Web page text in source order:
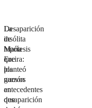
La
insólita
hipótesis
que
planteó
garzón
en
desaparición
Desaparición
de
María
Ercira:
los
nuevos
antecedentes
que